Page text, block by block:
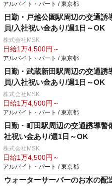
アルバイト・パート / 東京都
日勤・戸越公園駅周辺の交通誘
員/入社祝い金あり/週1日～OK
株式会社MSK
日給1万4,500円～
アルバイト・パート / 東京都
日勤・武蔵新田駅周辺の交通誘
員/入社祝い金あり/週1日～OK
株式会社MSK
日給1万4,500円～
アルバイト・パート / 東京都
日勤・町田駅周辺の交通誘導警
社祝い金あり/週1日～OK
株式会社MSK
日給1万4,500円～
アルバイト・パート / 東京都
ウォーターサーバーのお水の配